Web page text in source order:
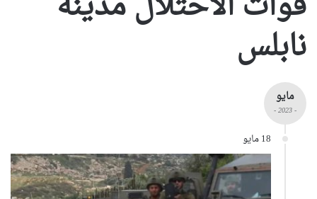
نابلس
مايو
- 2023 -
18 مايو